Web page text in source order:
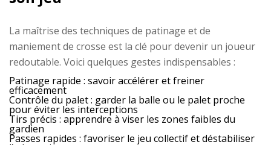
La maîtrise des techniques de patinage et de
maniement de crosse est la clé pour devenir un joueur
redoutable. Voici quelques gestes indispensables :
Patinage rapide : savoir accélérer et freiner
efficacement
Contrôle du palet : garder la balle ou le palet proche
pour éviter les interceptions
Tirs précis : apprendre à viser les zones faibles du
gardien
Passes rapides : favoriser le jeu collectif et déstabiliser